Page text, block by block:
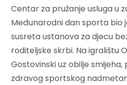
Centar za pružanje usluga u
Međunarodni dan sporta bio
susreta ustanova za djecu
roditeljske skrbi. Na igralištu
Gostovinski uz obilje
zdravog sportskog